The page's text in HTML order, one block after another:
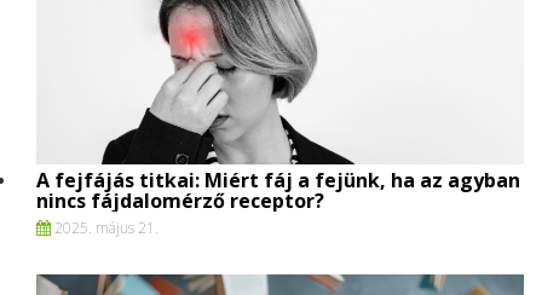
A fejfájás titkai: Miért fáj a fejünk, ha az agyban
nincs fájdalomérző receptor?
2025. május 21.